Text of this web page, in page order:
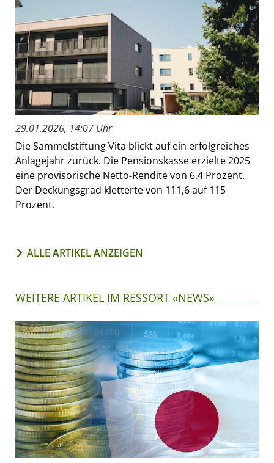
29.01.2026, 14:07 Uhr
Die Sammelstiftung Vita blickt auf ein erfolgreiches
Anlagejahr zurück. Die Pensionskasse erzielte 2025
eine provisorische Netto-Rendite von 6,4 Prozent.
Der Deckungsgrad kletterte von 111,6 auf 115
Prozent.
ALLE ARTIKEL ANZEIGEN
WEITERE ARTIKEL IM RESSORT «NEWS»